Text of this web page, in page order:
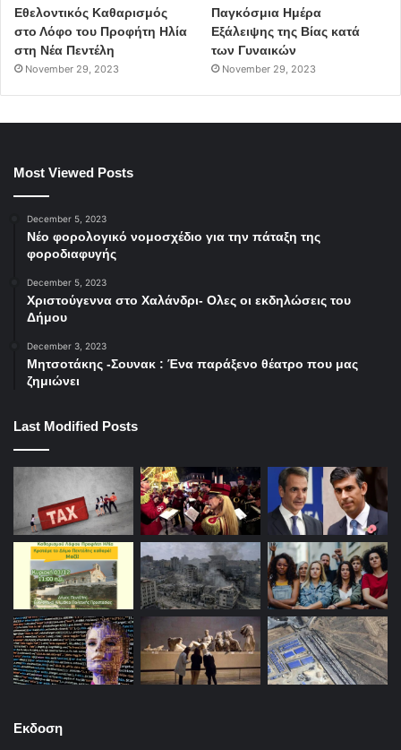
Εθελοντικός Καθαρισμός
στο Λόφο του Προφήτη Ηλία
στη Νέα Πεντέλη
November 29, 2023
Παγκόσμια Ημέρα
Εξάλειψης της Βίας κατά
των Γυναικών
November 29, 2023
Most Viewed Posts
December 5, 2023
Νέο φορολογικό νομοσχέδιο για την πάταξη της
φοροδιαφυγής
December 5, 2023
Χριστούγεννα στο Χαλάνδρι- Ολες οι εκδηλώσεις του
Δήμου
December 3, 2023
Μητσοτάκης -Σουνακ : Ένα παράξενο θέατρο που μας
ζημιώνει
Last Modified Posts
Εκδοση